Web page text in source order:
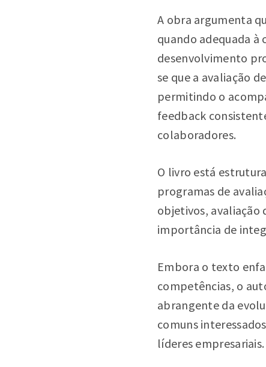
A obra argumenta
quando adequada à
desenvolvimento
se que a avaliação
permitindo o
feedback
colaboradores.
O livro está
programas de
objetivos, avaliação
importância de
Embora o texto
competências, o
abrangente da
comuns
líderes empresariais.